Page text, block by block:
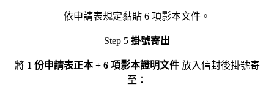
依申請表規定黏貼 6 項影本文件。
Step 5 掛號寄出
將 1 份申請表正本 + 6 項影本證明文件放入信封後掛號寄
至：